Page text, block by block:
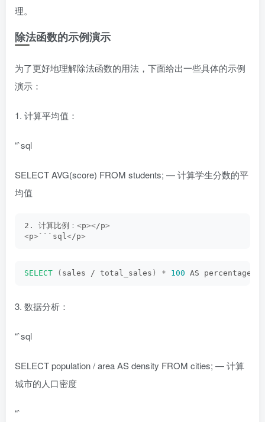
理。
除法函数的示例演示
为了更好地理解除法函数的用法，下面给出一些具体的示例
演示：
1. 计算平均值：
“`sql
SELECT AVG(score) FROM students; — 计算学生分数的平
均值
2. 计算比例： <p></p>
<p> ```sql</p>
SELECT ( sales / total_sales ) * 100 AS percentage
3. 数据分析：
“`sql
SELECT population / area AS density FROM cities; — 计算
城市的人口密度
“`